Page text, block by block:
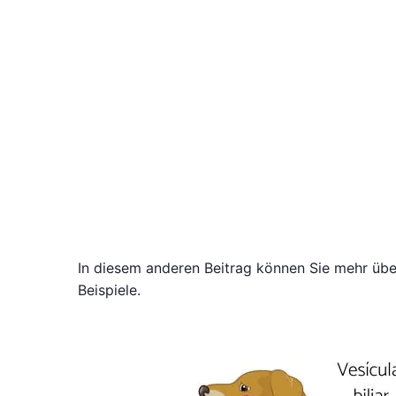
In diesem anderen Beitrag können Sie mehr
Beispiele.